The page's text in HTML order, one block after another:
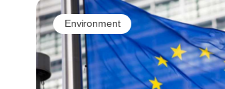
Environment